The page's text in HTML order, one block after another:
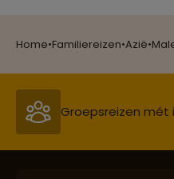
Home•Familiereizen•Azië•
Persoonlijk en